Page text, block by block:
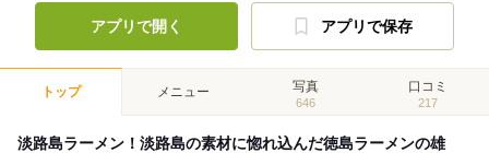
アプリで開く アプリで保存
トップ メニュー 写真
646
口コミ
217
淡路島ラーメン！淡路島の素材に惚れ込んだ徳島ラーメンの雄